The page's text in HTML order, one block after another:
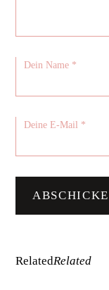
RelatedRelated